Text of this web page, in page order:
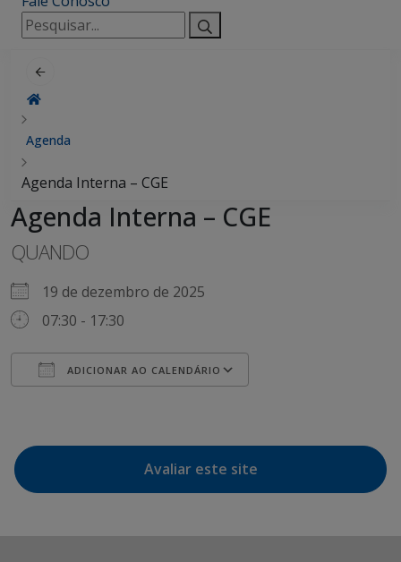
Pesquisar
por:
Agenda
Agenda Interna – CGE
Agenda Interna – CGE
QUANDO
19 de dezembro de 2025
07:30 - 17:30
ADICIONAR AO CALENDÁRIO
Avaliar este site